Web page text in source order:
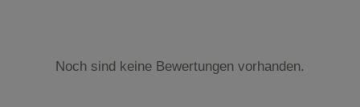
Noch sind keine Bewertungen vorhanden.